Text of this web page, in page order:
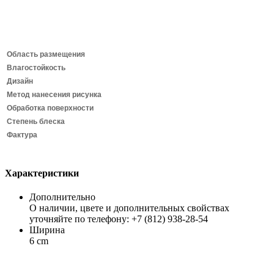
Область размещения
Влагостойкость
Дизайн
Метод нанесения рисунка
Обработка поверхности
Степень блеска
Фактура
Характеристики
Дополнительно
О наличии, цвете и дополнительных свойствах
уточняйте по телефону: +7 (812) 938-28-54
Ширина
6 cm